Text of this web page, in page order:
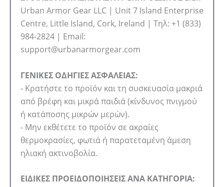
Urban Armor Gear LLC | Unit 7 Island Enterprise
Centre, Little Island, Cork, Ireland | Τηλ: +1 (833)
984-2824 | Email:
support@urbanarmorgear.com
ΓΕΝΙΚΕΣ ΟΔΗΓΙΕΣ ΑΣΦΑΛΕΙΑΣ:
- Κρατήστε το προϊόν και τη συσκευασία μακριά
από βρέφη και μικρά παιδιά (κίνδυνος πνιγμού
ή κατάποσης μικρών μερών).
- Μην εκθέτετε το προϊόν σε ακραίες
θερμοκρασίες, φωτιά ή παρατεταμένη άμεση
ηλιακή ακτινοβολία.
ΕΙΔΙΚΕΣ ΠΡΟΕΙΔΟΠΟΙΗΣΕΙΣ ΑΝΑ ΚΑΤΗΓΟΡΙΑ: